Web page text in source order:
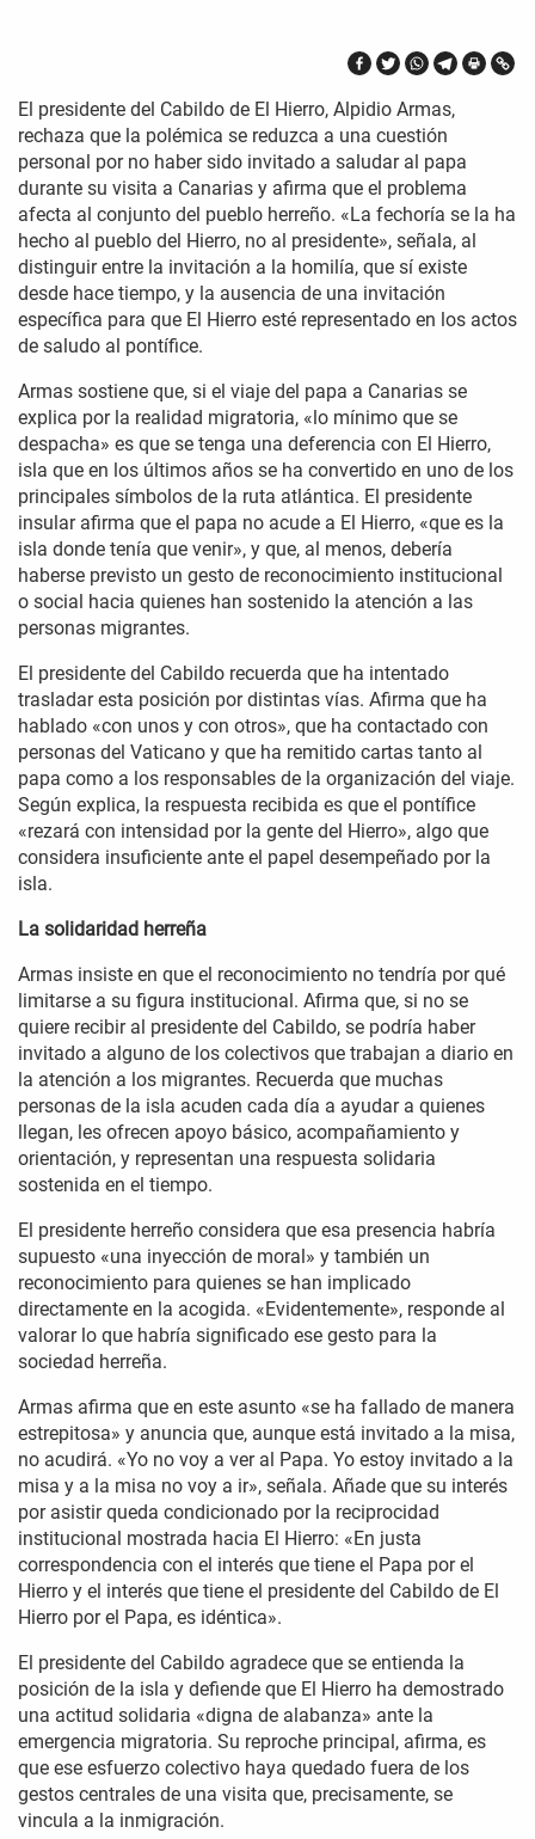
El presidente del Cabildo de El Hierro, Alpidio Armas,
rechaza que la polémica se reduzca a una cuestión
personal por no haber sido invitado a saludar al papa
durante su visita a Canarias y afirma que el problema
afecta al conjunto del pueblo herreño. «La fechoría se la ha
hecho al pueblo del Hierro, no al presidente», señala, al
distinguir entre la invitación a la homilía, que sí existe
desde hace tiempo, y la ausencia de una invitación
específica para que El Hierro esté representado en los actos
de saludo al pontífice.
Armas sostiene que, si el viaje del papa a Canarias se
explica por la realidad migratoria, «lo mínimo que se
despacha» es que se tenga una deferencia con El Hierro,
isla que en los últimos años se ha convertido en uno de los
principales símbolos de la ruta atlántica. El presidente
insular afirma que el papa no acude a El Hierro, «que es la
isla donde tenía que venir», y que, al menos, debería
haberse previsto un gesto de reconocimiento institucional
o social hacia quienes han sostenido la atención a las
personas migrantes.
El presidente del Cabildo recuerda que ha intentado
trasladar esta posición por distintas vías. Afirma que ha
hablado «con unos y con otros», que ha contactado con
personas del Vaticano y que ha remitido cartas tanto al
papa como a los responsables de la organización del viaje.
Según explica, la respuesta recibida es que el pontífice
«rezará con intensidad por la gente del Hierro», algo que
considera insuficiente ante el papel desempeñado por la
isla.
La solidaridad herreña
Armas insiste en que el reconocimiento no tendría por qué
limitarse a su figura institucional. Afirma que, si no se
quiere recibir al presidente del Cabildo, se podría haber
invitado a alguno de los colectivos que trabajan a diario en
la atención a los migrantes. Recuerda que muchas
personas de la isla acuden cada día a ayudar a quienes
llegan, les ofrecen apoyo básico, acompañamiento y
orientación, y representan una respuesta solidaria
sostenida en el tiempo.
El presidente herreño considera que esa presencia habría
supuesto «una inyección de moral» y también un
reconocimiento para quienes se han implicado
directamente en la acogida. «Evidentemente», responde al
valorar lo que habría significado ese gesto para la
sociedad herreña.
Armas afirma que en este asunto «se ha fallado de manera
estrepitosa» y anuncia que, aunque está invitado a la misa,
no acudirá. «Yo no voy a ver al Papa. Yo estoy invitado a la
misa y a la misa no voy a ir», señala. Añade que su interés
por asistir queda condicionado por la reciprocidad
institucional mostrada hacia El Hierro: «En justa
correspondencia con el interés que tiene el Papa por el
Hierro y el interés que tiene el presidente del Cabildo de El
Hierro por el Papa, es idéntica».
El presidente del Cabildo agradece que se entienda la
posición de la isla y defiende que El Hierro ha demostrado
una actitud solidaria «digna de alabanza» ante la
emergencia migratoria. Su reproche principal, afirma, es
que ese esfuerzo colectivo haya quedado fuera de los
gestos centrales de una visita que, precisamente, se
vincula a la inmigración.